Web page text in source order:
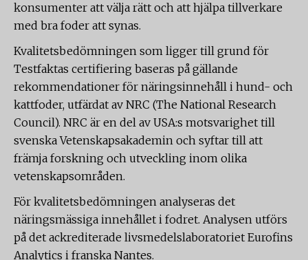
konsumenter att välja rätt och att hjälpa tillverkare
med bra foder att synas.
Kvalitetsbedömningen som ligger till grund för
Testfaktas certifiering baseras på gällande
rekommendationer för näringsinnehåll i hund- och
kattfoder, utfärdat av NRC (The National Research
Council). NRC är en del av USA:s motsvarighet till
svenska Vetenskapsakademin och syftar till att
främja forskning och utveckling inom olika
vetenskapsområden.
För kvalitetsbedömningen analyseras det
näringsmässiga innehållet i fodret. Analysen utförs
på det ackrediterade livsmedelslaboratoriet Eurofins
Analytics i franska Nantes.